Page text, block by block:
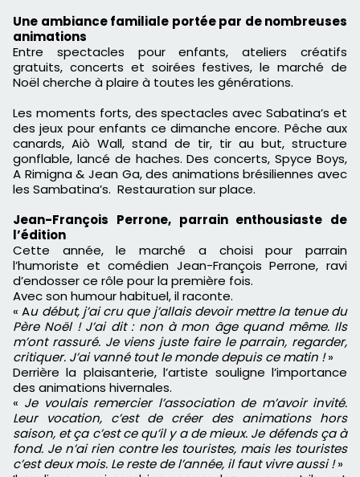
Une ambiance familiale portée par de nombreuses
animations
Entre spectacles pour enfants, ateliers créatifs
gratuits, concerts et soirées festives, le marché de
Noël cherche à plaire à toutes les générations.
Les moments forts, des spectacles avec Sabatina’s et
des jeux pour enfants ce dimanche encore. Pêche aux
canards, Aiò Wall, stand de tir, tir au but, structure
gonflable, lancé de haches. Des concerts, Spyce Boys,
A Rimigna & Jean Ga, des animations brésiliennes avec
les Sambatina’s. Restauration sur place.
Jean-François Perrone, parrain enthousiaste de
l’édition
Cette année, le marché a choisi pour parrain
l’humoriste et comédien Jean-François Perrone, ravi
d’endosser ce rôle pour la première fois.
Avec son humour habituel, il raconte.
« Au début, j’ai cru que j’allais devoir mettre la tenue du
Père Noël ! J’ai dit : non à mon âge quand même. Ils
m’ont rassuré. Je viens juste faire le parrain, regarder,
critiquer. J’ai vanné tout le monde depuis ce matin !»
Derrière la plaisanterie, l’artiste souligne l’importance
des animations hivernales.
« Je voulais remercier l’association de m’avoir invité.
Leur vocation, c’est de créer des animations hors
saison, et ça c’est ce qu’il y a de mieux. Je défends ça à
fond. Je n’ai rien contre les touristes, mais les touristes
c’est deux mois. Le reste de l’année, il faut vivre aussi !»